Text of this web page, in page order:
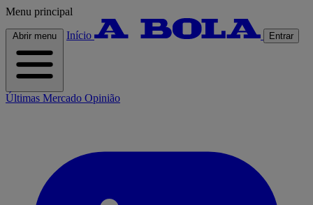
Menu principal
Abrir menu Início Entrar
Últimas Mercado Opinião